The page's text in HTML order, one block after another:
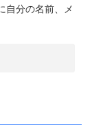
自分の名前、メ